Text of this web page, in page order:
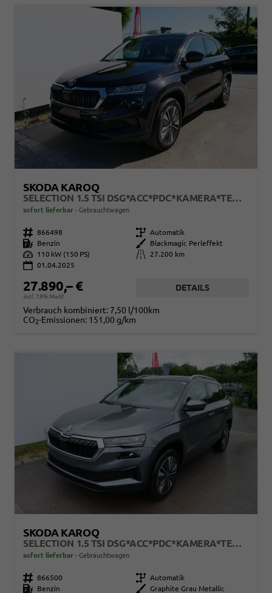
SKODA KAROQ
SELECTION 1.5 TSI DSG*ACC*PDC*KAMERA*TEMPOMAT*LED*SMARTLINK*KLIMA*RADIO*17-ZOLL
sofort lieferbar Gebrauchtwagen
Fahrzeugnr. 866498 Getriebe Automatik
Kraftstoff
Benzin Außenfarbe
Blackmagic Perleffekt
Leistung
110 kW (150 PS) Kilometerstand
27.200 km
01.04.2025
27.890,– €
incl. 19% MwSt.
DETAILS
Verbrauch kombiniert: 7,50 l/100km
CO2-Emissionen: 151,00 g/km
SKODA KAROQ
SELECTION 1.5 TSI DSG*ACC*PDC*KAMERA*TEMPOMAT*LED*SMARTLINK*KLIMA*RADIO*17-ZOLL
sofort lieferbar Gebrauchtwagen
Fahrzeugnr. 866500 Getriebe Automatik
Kraftstoff
Benzin Außenfarbe Graphite Grau Metallic